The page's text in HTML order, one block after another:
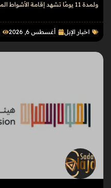
ولمدة 11 يومًا تشهد إقامة الأشواط الموزعة على الفترات […]
اخبار الإبل أغسطس 6, 2026